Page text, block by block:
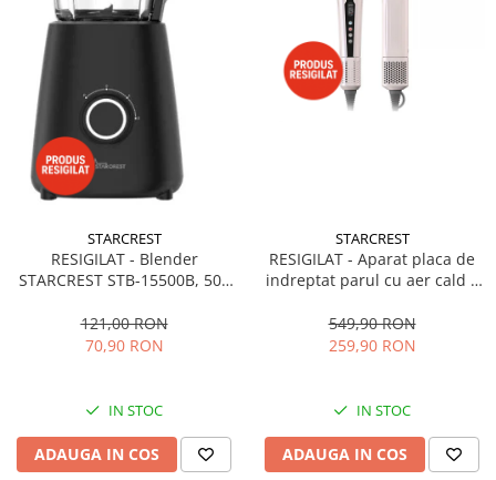
STARCREST
RESIGILAT - Blender
STARCREST STB-15500B, 500
Pulse, Negru
121,00 RON
70,90 RON
IN STOC
ADAUGA IN COS
STARCREST
RESIGILAT - Aparat placa de
indreptat parul cu aer cald 2
1300 W, Uscare si indreptare,
Afisaj LCD, Tehnologie cu ioni
549,90 RON
259,90 RON
IN STOC
ADAUGA IN COS